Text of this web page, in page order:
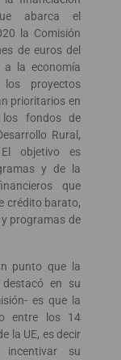
abarca el
la Comisión
de euros del
a la economía
proyectos
prioritarios en
los fondos de
Rural,
objetivo es
y de la
que
crédito barato,
programas de
punto que la
destacó en su
es que la
entre los 14
la UE, es decir
incentivar su